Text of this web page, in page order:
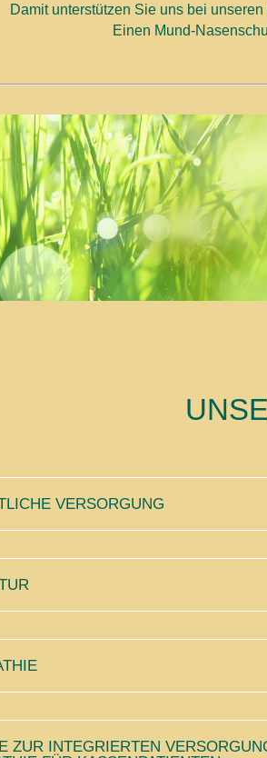
Damit unterstützen Sie uns bei
Einen Mund-
VERSORGUNG
ZUR INTEGRIERTEN